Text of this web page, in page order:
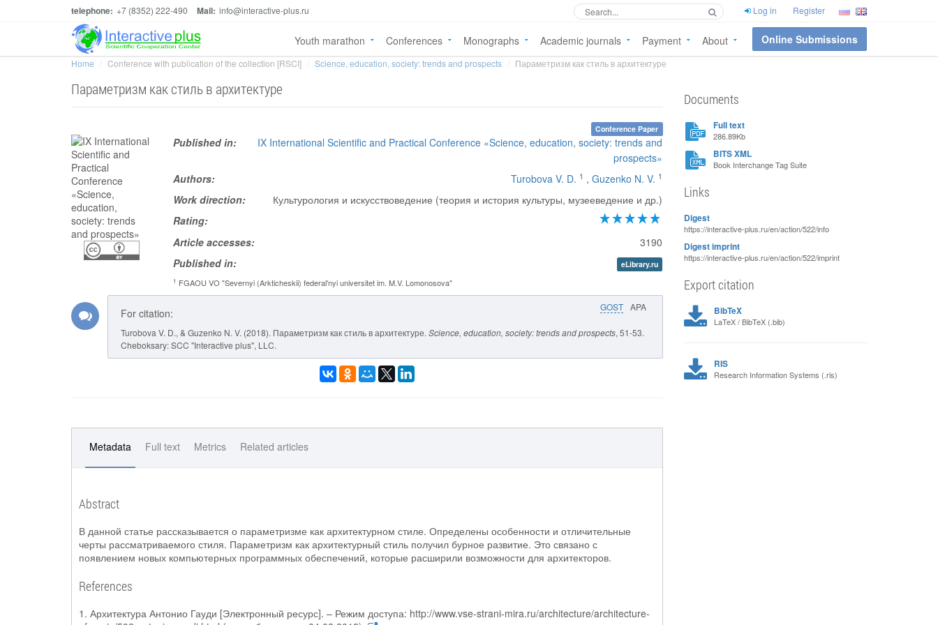
telephone: +7 (8352) 222-490 Mail: info@interactive-plus.ru Log in Register
Youth marathon Conferences Monographs Academic journals Payment About Online Submissions
Home Conference with publication of the collection [RSCI] Science, education, society: trends and prospects Параметризм как стиль в архитектуре
Параметризм как стиль в архитектуре
Conference Paper
Published in:
IX International Scientific and Practical Conference «Science, education, society: trends and
prospects»
Authors:
Turobova V. D. 1 ,Guzenko N. V. 1
Work direction:
Культурология и искусствоведение (теория и история культуры, музееведение и др.)
Rating:
Article accesses:
3190
Published in:
eLibrary.ru
1 FGAOU VO "Severnyi (Arkticheskii) federal'nyi universitet im. M.V. Lomonosova"
GOST APA
For citation:
Turobova V. D., & Guzenko N. V. (2018). Параметризм как стиль в архитектуре. Science, education, society: trends and prospects, 51-53.
Cheboksary: SCC "Interactive plus", LLC.
Metadata Full text Metrics Related articles
Abstract
В данной статье рассказывается о параметризме как архитектурном стиле. Определены особенности и отличительные
черты рассматриваемого стиля. Параметризм как архитектурный стиль получил бурное развитие. Это связано с
появлением новых компьютерных программных обеспечений, которые расширили возможности для архитекторов.
References
1. Архитектура Антонио Гауди [Электронный ресурс]. – Режим доступа: http://www.vse-strani-mira.ru/architecture/architecture-
Documents
Full text
286.89Kb
BITS XML
Book Interchange Tag Suite
Links
Digest
https://interactive-plus.ru/en/action/522/info
Digest imprint
https://interactive-plus.ru/en/action/522/imprint
Export citation
BibTeX
LaTeX / BibTeX (.bib)
RIS
Research Information Systems (.ris)